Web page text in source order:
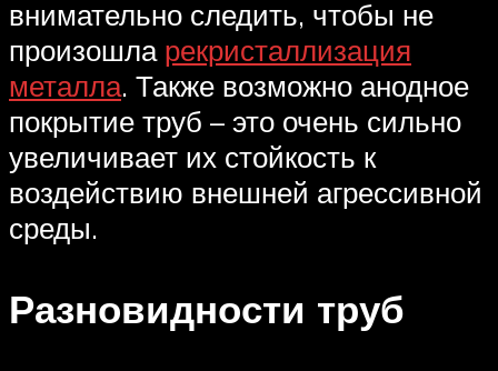
внимательно следить, чтобы не
произошла рекристаллизация
металла. Также возможно анодное
покрытие труб – это очень сильно
увеличивает их стойкость к
воздействию внешней агрессивной
среды.
Разновидности труб